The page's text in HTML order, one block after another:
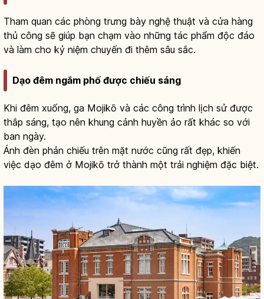
Tham quan các phòng trưng bày nghệ thuật và cửa hàng
thủ công sẽ giúp bạn chạm vào những tác phẩm độc đáo
và làm cho kỷ niệm chuyến đi thêm sâu sắc.
Dạo đêm ngắm phố được chiếu sáng
Khi đêm xuống, ga Mojikō và các công trình lịch sử được
thắp sáng, tạo nên khung cảnh huyền ảo rất khác so với
ban ngày.
Ánh đèn phản chiếu trên mặt nước cũng rất đẹp, khiến
việc dạo đêm ở Mojikō trở thành một trải nghiệm đặc biệt.